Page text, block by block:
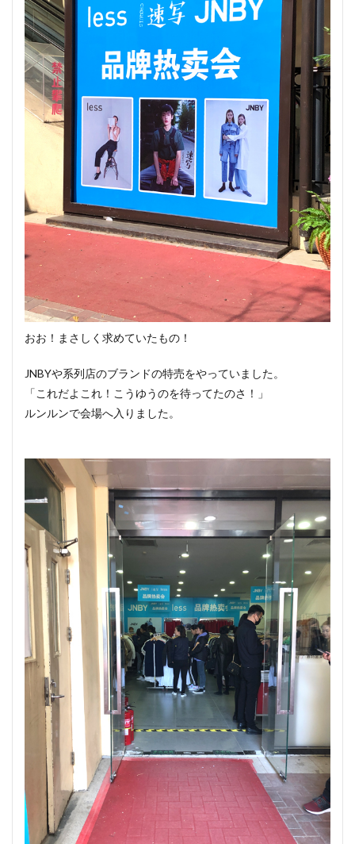
おお！まさしく求めていたもの！
JNBYや系列店のブランドの特売をやっていました。
「これだよこれ！こうゆうのを待ってたのさ！」
ルンルンで会場へ入りました。